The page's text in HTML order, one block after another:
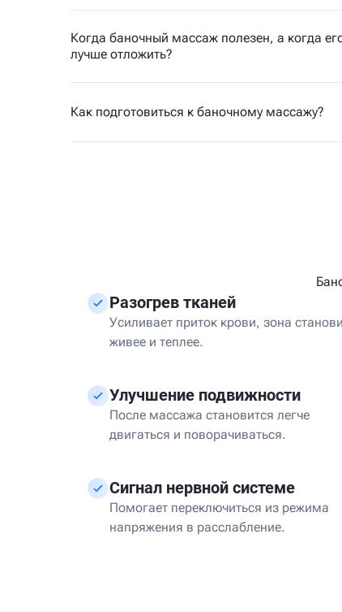
Когда баночный массаж полезен, а когда
лучше отложить?
Как подготовиться к баночному массажу?
Разогрев тканей
Усиливает приток крови, зона
живее и теплее.
Улучшение подвижности
После массажа становится легче
двигаться и поворачиваться.
Сигнал нервной системе
Помогает переключиться из режима
напряжения в расслабление.